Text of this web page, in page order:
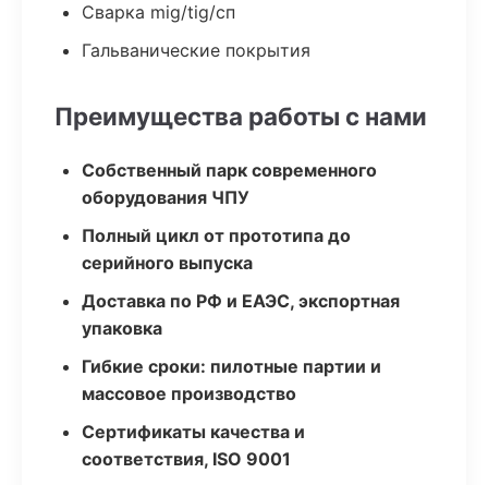
Сварка mig/tig/сп
Гальванические покрытия
Преимущества работы с нами
Собственный парк современного
оборудования ЧПУ
Полный цикл от прототипа до
серийного выпуска
Доставка по РФ и ЕАЭС, экспортная
упаковка
Гибкие сроки: пилотные партии и
массовое производство
Сертификаты качества и
соответствия, ISO 9001